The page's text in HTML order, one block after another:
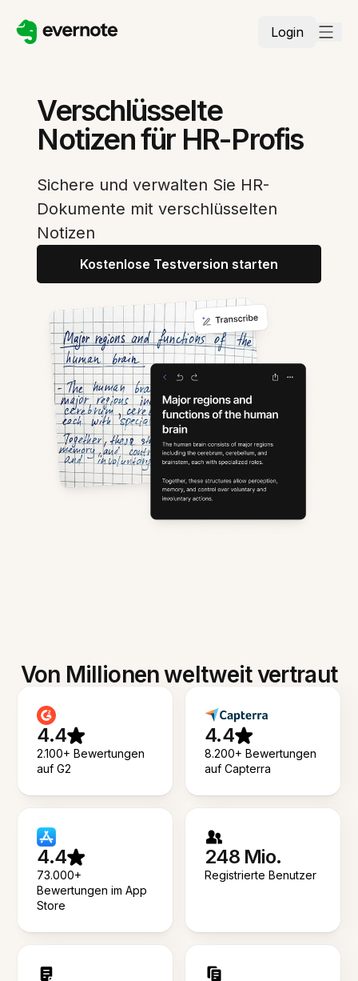
Login
Verschlüsselte
Notizen für HR-Profis
Sichere und verwalten Sie HR-
Dokumente mit verschlüsselten
Notizen
Kostenlose Testversion starten
Von Millionen weltweit vertraut
4.4
2.100+ Bewertungen
auf G2
4.4
8.200+ Bewertungen
auf Capterra
4.4
73.000+
Bewertungen im App
Store
248 Mio.
Registrierte Benutzer